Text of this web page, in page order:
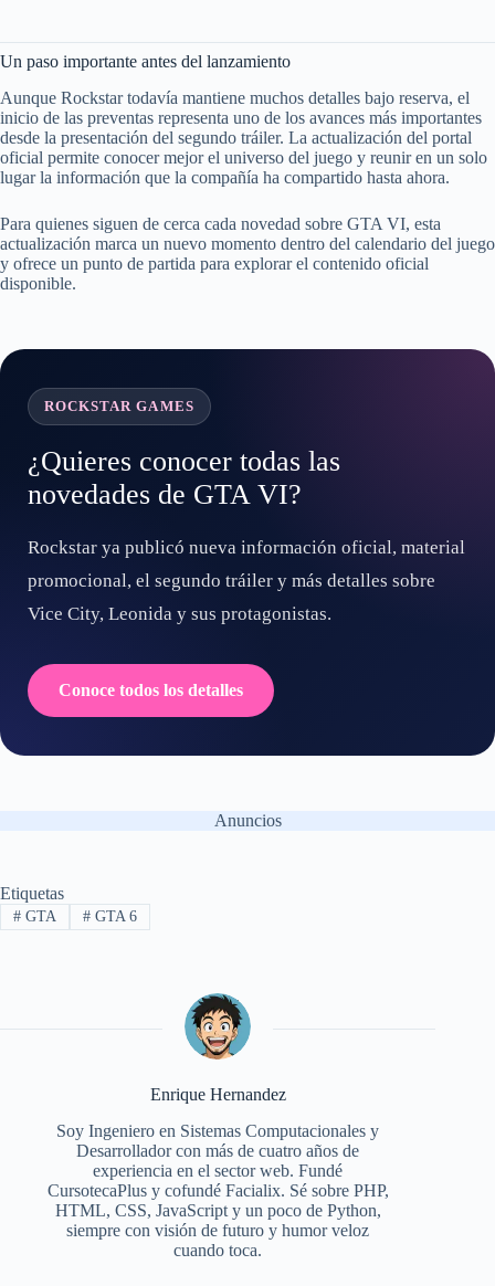
Un paso importante antes del lanzamiento
Aunque Rockstar todavía mantiene muchos detalles bajo reserva, el
inicio de las preventas representa uno de los avances más importantes
desde la presentación del segundo tráiler. La actualización del portal
oficial permite conocer mejor el universo del juego y reunir en un solo
lugar la información que la compañía ha compartido hasta ahora.
Para quienes siguen de cerca cada novedad sobre GTA VI, esta
actualización marca un nuevo momento dentro del calendario del juego
y ofrece un punto de partida para explorar el contenido oficial
disponible.
ROCKSTAR GAMES
¿Quieres conocer todas las
novedades de GTA VI?
Rockstar ya publicó nueva información oficial, material
promocional, el segundo tráiler y más detalles sobre
Vice City, Leonida y sus protagonistas.
Conoce todos los detalles
Anuncios
Etiquetas
#GTA #GTA 6
Enrique Hernandez
Soy Ingeniero en Sistemas Computacionales y
Desarrollador con más de cuatro años de
experiencia en el sector web. Fundé
CursotecaPlus y cofundé Facialix. Sé sobre PHP,
HTML, CSS, JavaScript y un poco de Python,
siempre con visión de futuro y humor veloz
cuando toca.